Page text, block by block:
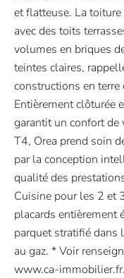
et flatteuse. La
avec des toits
volumes en briques
teintes claires,
constructions en
Entièrement clôturée
garantit un confort de
T4, Orea prend soin
par la conception
qualité des
Cuisine pour les 2 et
placards entièrement
parquet stratifié dans
au gaz. * Voir
www.ca-